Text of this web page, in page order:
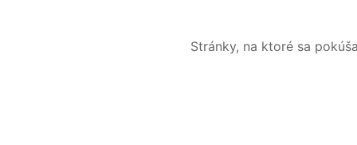
Stránky, na ktoré sa